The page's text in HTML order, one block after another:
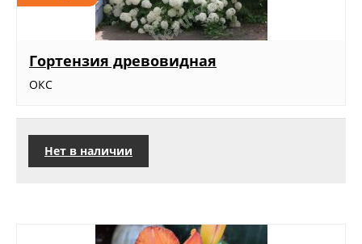
Гортензия древовидная
ОКС
Нет в наличии